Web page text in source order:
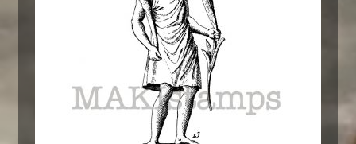
werden